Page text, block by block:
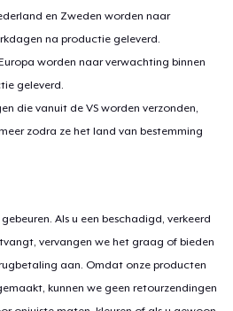
en Zweden worden naar
na productie geleverd.
worden naar verwachting binnen
geleverd.
die vanuit de VS worden verzonden,
zodra ze het land van bestemming
Als u een beschadigd, verkeerd
vervangen we het graag of bieden
aan. Omdat onze producten
kunnen we geen retourzendingen